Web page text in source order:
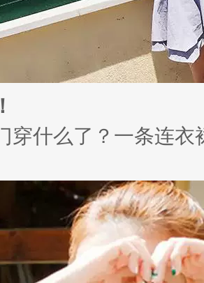
穿什么了？一条连